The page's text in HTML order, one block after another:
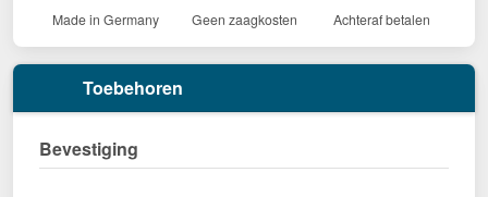
Made in Germany Geen zaagkosten Achteraf betalen
Toebehoren
Bevestiging